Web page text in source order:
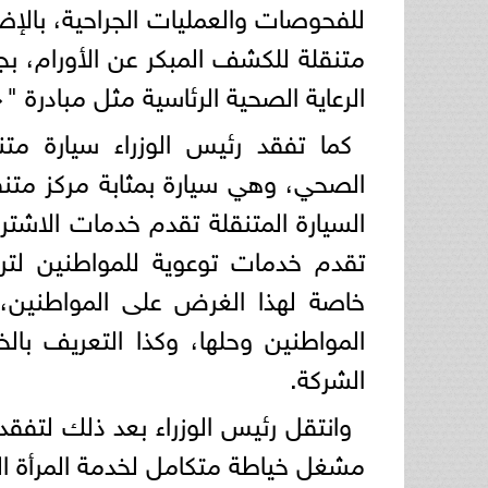
للفحوصات والعمليات الجراحية،
متنقلة للكشف المبكر عن
الرعاية الصحية الرئاسية مثل مبادرة "١٠٠ مليون صحة".
كما تفقد رئيس الوزراء سيارة
الصحي، وهي سيارة بمثابة مركز
السيارة المتنقلة تقدم خدمات
تقدم خدمات توعوية للمواطنين
خاصة لهذا الغرض على
المواطنين وحلها، وكذا التعريف
الشركة.
وانتقل رئيس الوزراء بعد ذلك
مشغل خياطة متكامل لخدمة المرأة